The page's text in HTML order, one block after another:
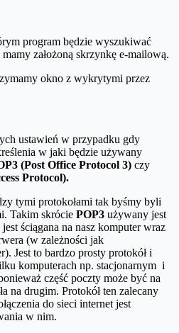
program będzie wyszukiwać
założoną skrzynkę e-mailową.
okno z wykrytymi przez
ustawień w przypadku gdy
w jaki będzie używany
(Post Office Protocol 3) czy
Protocol).
tymi protokołami tak byśmy byli
Takim skrócie POP3 używany jest
jest ściągana na nasz komputer wraz
(w zależności jak
Jest to bardzo prosty protokół i
komputerach np. stacjonarnym i
część poczty może być na
na drugim. Protokół ten zalecany
do sieci internet jest
w nim.